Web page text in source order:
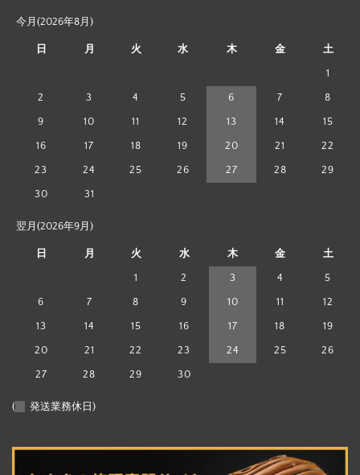
今月(2026年8月)
日 月 火 水 木 金 土
1
2 3 4 5 6 7 8
9 10 11 12 13 14 15
16 17 18 19 20 21 22
23 24 25 26 27 28 29
30 31
翌月(2026年9月)
日 月 火 水 木 金 土
1 2 3 4 5
6 7 8 9 10 11 12
13 14 15 16 17 18 19
20 21 22 23 24 25 26
27 28 29 30
( 発送業務休日)